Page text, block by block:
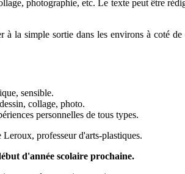
photographie, etc. Le texte peut être
à la simple sortie dans les environs à coté de
sensible.
collage, photo.
personnelles de tous types.
professeur d'arts-plastiques.
d'année scolaire prochaine.